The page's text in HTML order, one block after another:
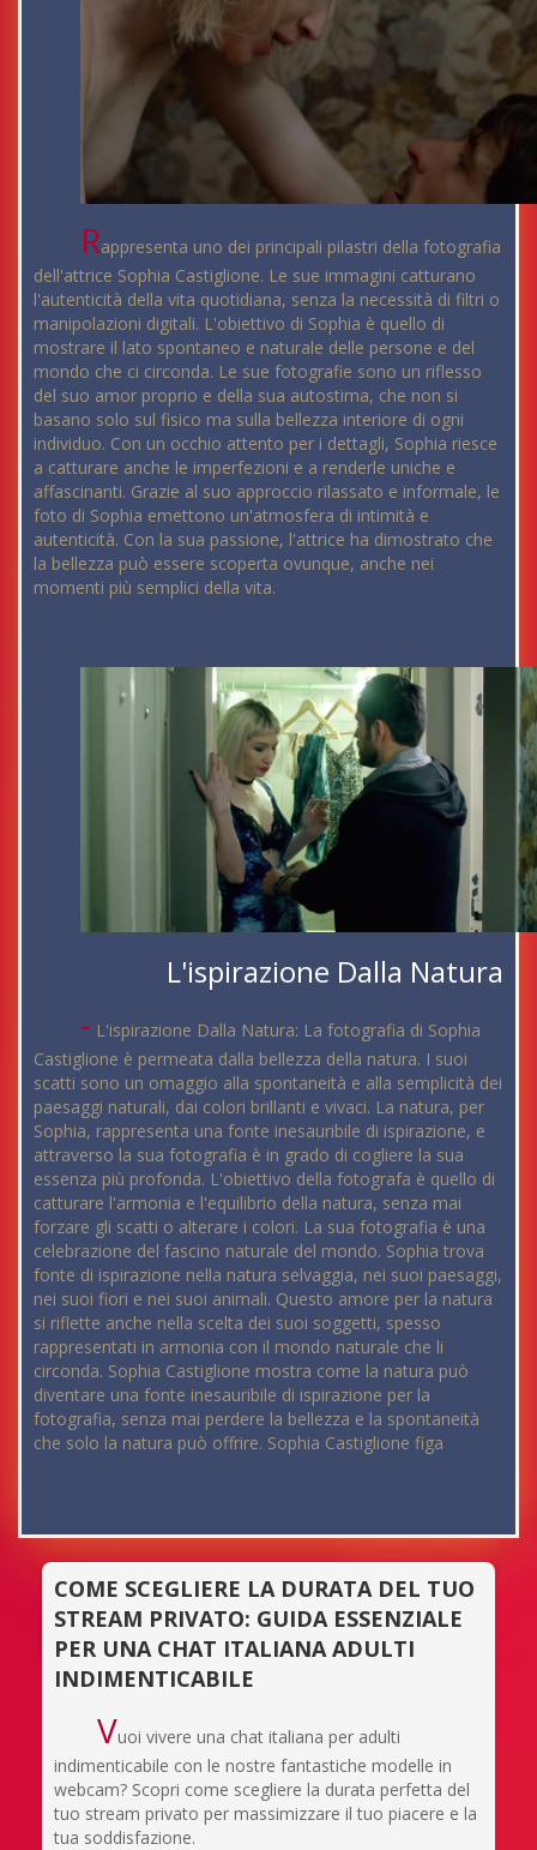
Rappresenta uno dei principali pilastri della fotografia
dell'attrice Sophia Castiglione. Le sue immagini catturano
l'autenticità della vita quotidiana, senza la necessità di filtri o
manipolazioni digitali. L'obiettivo di Sophia è quello di
mostrare il lato spontaneo e naturale delle persone e del
mondo che ci circonda. Le sue fotografie sono un riflesso
del suo amor proprio e della sua autostima, che non si
basano solo sul fisico ma sulla bellezza interiore di ogni
individuo. Con un occhio attento per i dettagli, Sophia riesce
a catturare anche le imperfezioni e a renderle uniche e
affascinanti. Grazie al suo approccio rilassato e informale, le
foto di Sophia emettono un'atmosfera di intimità e
autenticità. Con la sua passione, l'attrice ha dimostrato che
la bellezza può essere scoperta ovunque, anche nei
momenti più semplici della vita.
L'ispirazione Dalla Natura
- L'ispirazione Dalla Natura: La fotografia di Sophia
Castiglione è permeata dalla bellezza della natura. I suoi
scatti sono un omaggio alla spontaneità e alla semplicità dei
paesaggi naturali, dai colori brillanti e vivaci. La natura, per
Sophia, rappresenta una fonte inesauribile di ispirazione, e
attraverso la sua fotografia è in grado di cogliere la sua
essenza più profonda. L'obiettivo della fotografa è quello di
catturare l'armonia e l'equilibrio della natura, senza mai
forzare gli scatti o alterare i colori. La sua fotografia è una
celebrazione del fascino naturale del mondo. Sophia trova
fonte di ispirazione nella natura selvaggia, nei suoi paesaggi,
nei suoi fiori e nei suoi animali. Questo amore per la natura
si riflette anche nella scelta dei suoi soggetti, spesso
rappresentati in armonia con il mondo naturale che li
circonda. Sophia Castiglione mostra come la natura può
diventare una fonte inesauribile di ispirazione per la
fotografia, senza mai perdere la bellezza e la spontaneità
che solo la natura può offrire. Sophia Castiglione figa
COME SCEGLIERE LA DURATA DEL TUO
STREAM PRIVATO: GUIDA ESSENZIALE
PER UNA CHAT ITALIANA ADULTI
INDIMENTICABILE
Vuoi vivere una chat italiana per adulti
indimenticabile con le nostre fantastiche modelle in
webcam? Scopri come scegliere la durata perfetta del
tuo stream privato per massimizzare il tuo piacere e la
tua soddisfazione.